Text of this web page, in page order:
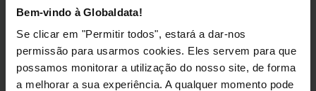
Bem-vindo à Globaldata!
Se clicar em "Permitir todos", estará a dar-nos
permissão para usarmos cookies. Eles servem para que
possamos monitorar a utilização do nosso site, de forma
a melhorar a sua experiência. A qualquer momento pode
PA24AC IPS WUXGA
USB-C (PD60W) ASUS
ProArt Calibration
DisplayHDR 400
90LM04B0-B01370-OP
sRGB
9H-LNKLB-QBE-OP
(0)